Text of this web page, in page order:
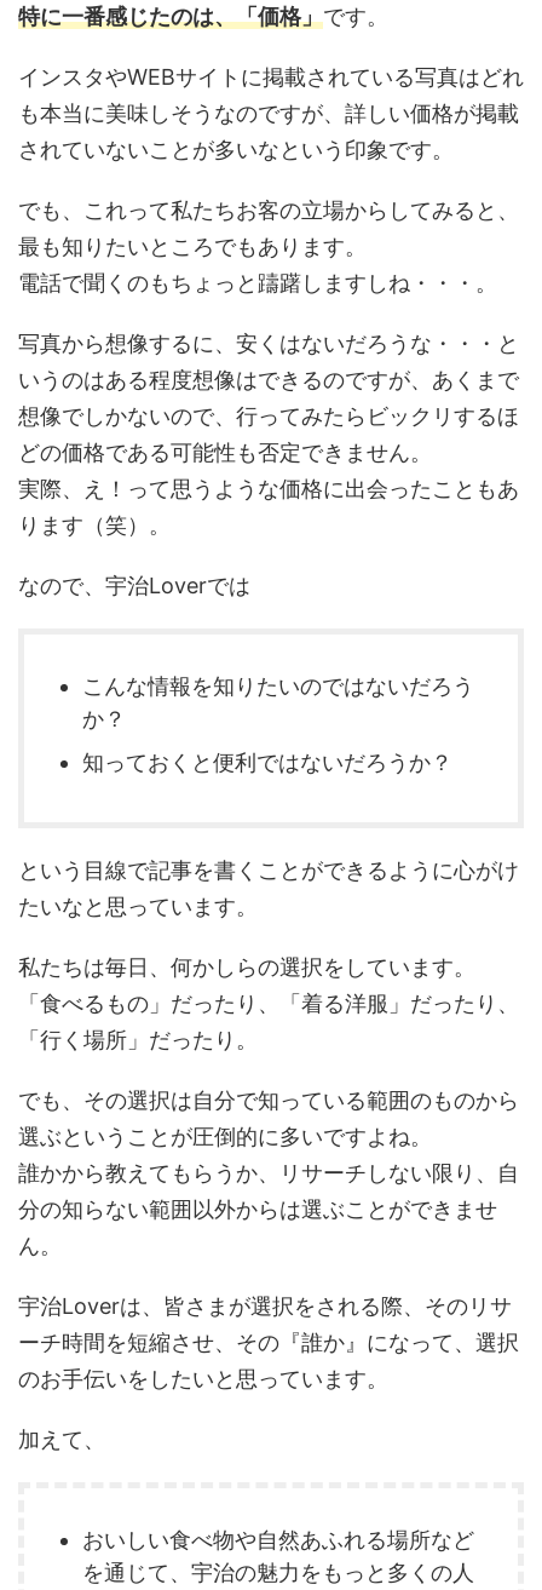
特に一番感じたのは、「価格」です。
インスタやWEBサイトに掲載されている写真はどれ
も本当に美味しそうなのですが、詳しい価格が掲載
されていないことが多いなという印象です。
でも、これって私たちお客の立場からしてみると、
最も知りたいところでもあります。
電話で聞くのもちょっと躊躇しますしね・・・。
写真から想像するに、安くはないだろうな・・・と
いうのはある程度想像はできるのですが、あくまで
想像でしかないので、行ってみたらビックリするほ
どの価格である可能性も否定できません。
実際、え！って思うような価格に出会ったこともあ
ります（笑）。
なので、宇治Loverでは
こんな情報を知りたいのではないだろう
か？
知っておくと便利ではないだろうか？
という目線で記事を書くことができるように心がけ
たいなと思っています。
私たちは毎日、何かしらの選択をしています。
「食べるもの」だったり、「着る洋服」だったり、
「行く場所」だったり。
でも、その選択は自分で知っている範囲のものから
選ぶということが圧倒的に多いですよね。
誰かから教えてもらうか、リサーチしない限り、自
分の知らない範囲以外からは選ぶことができませ
ん。
宇治Loverは、皆さまが選択をされる際、そのリサ
ーチ時間を短縮させ、その『誰か』になって、選択
のお手伝いをしたいと思っています。
加えて、
おいしい食べ物や自然あふれる場所など
を通じて、宇治の魅力をもっと多くの人